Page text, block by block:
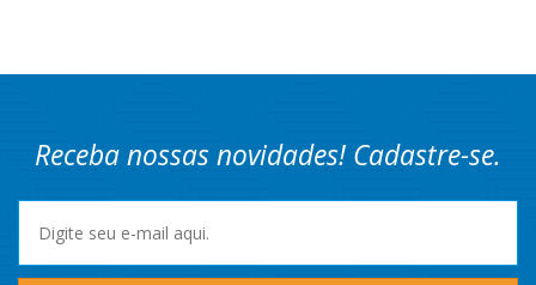
Receba nossas novidades! Cadastre-se.